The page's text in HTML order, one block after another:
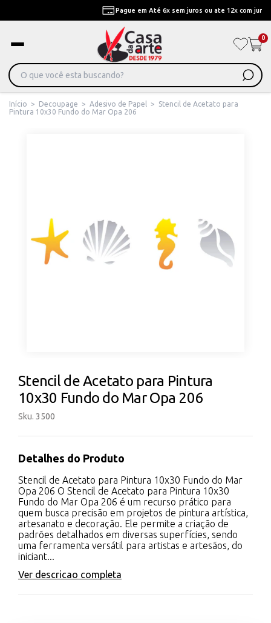
Pague em Até 6x sem juros ou ate 12x com juros
0
Início > Decoupage > Adesivo de Papel >
Stencil de Acetato para
Pintura 10x30 Fundo do Mar Opa 206
Stencil de Acetato para Pintura
10x30 Fundo do Mar Opa 206
Sku. 3500
Detalhes do Produto
Stencil de Acetato para Pintura 10x30 Fundo do Mar
Opa 206 O Stencil de Acetato para Pintura 10x30
Fundo do Mar Opa 206 é um recurso prático para
quem busca precisão em projetos de pintura artística,
artesanato e decoração. Ele permite a criação de
padrões detalhados em diversas superfícies, sendo
uma ferramenta versátil para artistas e artesãos, do
iniciant...
Ver descricao completa